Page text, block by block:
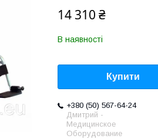
14 310 ₴
В наявності
Купити
+380 (50) 567-64-24
Дмитрий -
Медицинское
Оборудование